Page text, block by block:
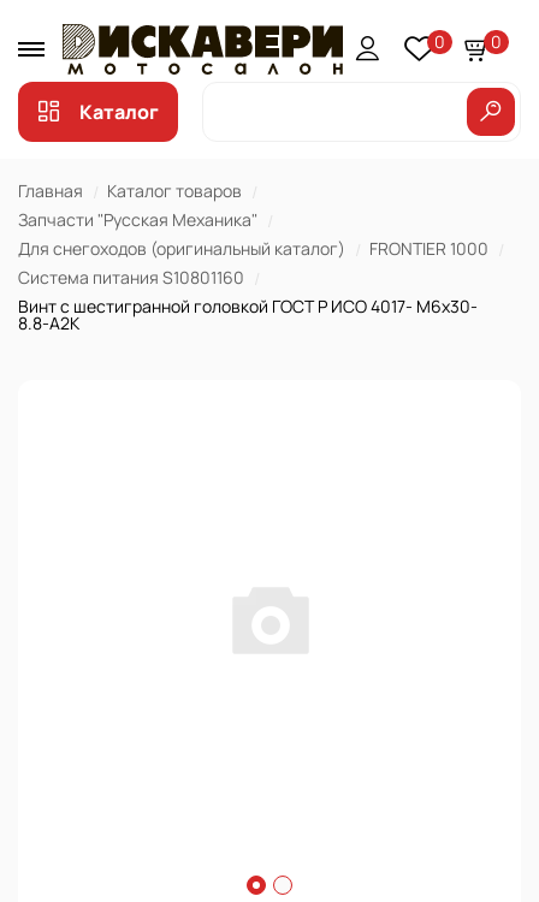
0 0
Каталог
Главная
Каталог товаров
Запчасти "Русская Механика"
Для снегоходов (оригинальный каталог)
FRONTIER 1000
Система питания S10801160
Винт с шестигранной головкой ГОСТ Р ИСО 4017- М6х30-
8.8-А2К